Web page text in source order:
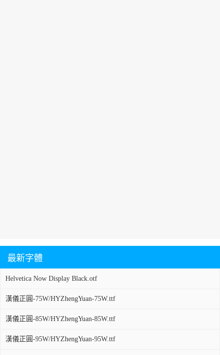
最新字體
Helvetica Now Display Black.otf
漢儀正圓-75W/HYZhengYuan-75W.ttf
漢儀正圓-85W/HYZhengYuan-85W.ttf
漢儀正圓-95W/HYZhengYuan-95W.ttf